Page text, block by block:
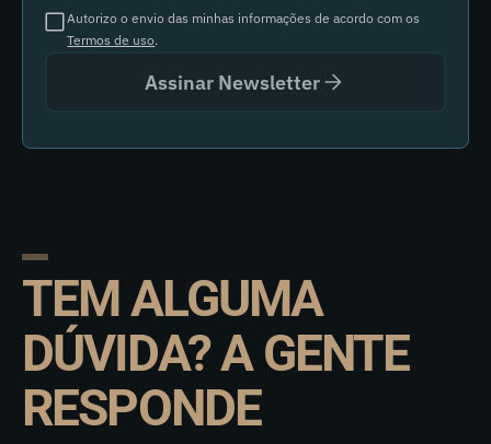
Autorizo o envio das minhas informações de acordo com os
Termos de uso.
Assinar Newsletter
TEM ALGUMA
DÚVIDA? A GENTE
RESPONDE